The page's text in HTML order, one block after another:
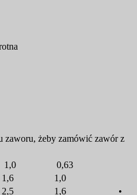
zaworu, żeby zamówić zawór z
1,0 0,63
•
1,6
1,0
2,5 1,6